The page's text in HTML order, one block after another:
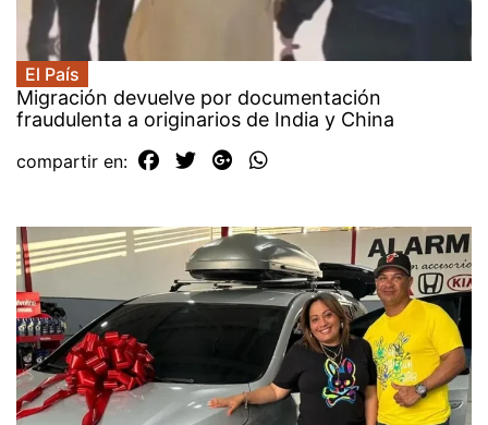
El País
Migración devuelve por documentación
fraudulenta a originarios de India y China
compartir en: